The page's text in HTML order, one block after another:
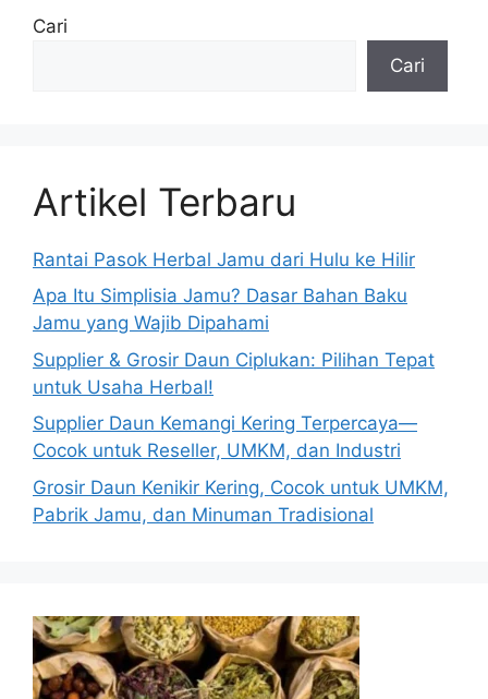
Cari
Cari
Artikel Terbaru
Rantai Pasok Herbal Jamu dari Hulu ke Hilir
Apa Itu Simplisia Jamu? Dasar Bahan Baku
Jamu yang Wajib Dipahami
Supplier & Grosir Daun Ciplukan: Pilihan Tepat
untuk Usaha Herbal!
Supplier Daun Kemangi Kering Terpercaya—
Cocok untuk Reseller, UMKM, dan Industri
Grosir Daun Kenikir Kering, Cocok untuk UMKM,
Pabrik Jamu, dan Minuman Tradisional